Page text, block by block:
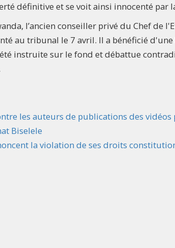
définitive et se voit ainsi innocenté par
l’ancien conseiller privé du Chef de
au tribunal le 7 avril. Il a bénéficié
instruite sur le fond et débattue
les auteurs de publications des
Biselele
la violation de ses droits